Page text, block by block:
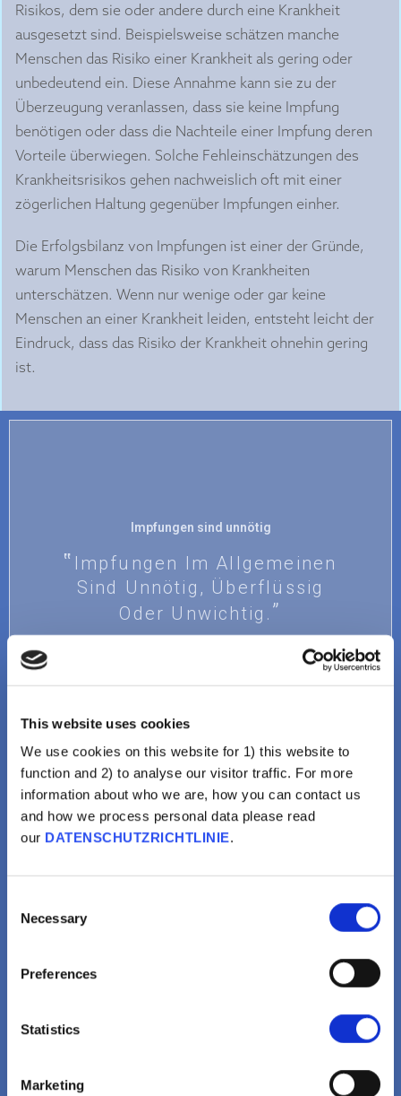
This website uses cookies
We use cookies on this website for 1) this website to
function and 2) to analyse our visitor traffic. For more
information about who we are, how you can contact us
and how we process personal data please read
our DATENSCHUTZRICHTLINIE.
Selection
Necessary
Preferences
Statistics
Marketing
Risikos, dem sie oder andere durch eine Krankheit
ausgesetzt sind. Beispielsweise schätzen manche
Menschen das Risiko einer Krankheit als gering oder
unbedeutend ein. Diese Annahme kann sie zu der
Überzeugung veranlassen, dass sie keine Impfung
benötigen oder dass die Nachteile einer Impfung deren
Vorteile überwiegen. Solche Fehleinschätzungen des
Krankheitsrisikos gehen nachweislich oft mit einer
zögerlichen Haltung gegenüber Impfungen einher.
Die Erfolgsbilanz von Impfungen ist einer der Gründe,
warum Menschen das Risiko von Krankheiten
unterschätzen. Wenn nur wenige oder gar keine
Menschen an einer Krankheit leiden, entsteht leicht der
Eindruck, dass das Risiko der Krankheit ohnehin gering
ist.
Impfungen sind unnötig
Impfungen Im Allgemeinen
Sind Unnötig, Überflüssig
Oder Unwichtig.
Religion, Gesundheit Oder
MEHR ERFAHREN